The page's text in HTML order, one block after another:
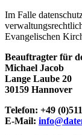
Im Falle
Evangelischen
Beauftragter für
Michael Jacob
Lange Laube 20
30159 Hannover
Telefon: +49
E-Mail: